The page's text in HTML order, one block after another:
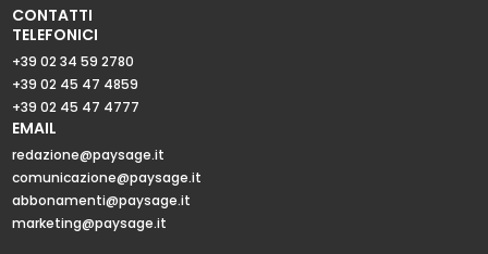
CONTATTI
TELEFONICI
+39 02 34 59 2780
+39 02 45 47 4859
+39 02 45 47 4777
EMAIL
redazione@paysage.it
comunicazione@paysage.it
abbonamenti@paysage.it
marketing@paysage.it